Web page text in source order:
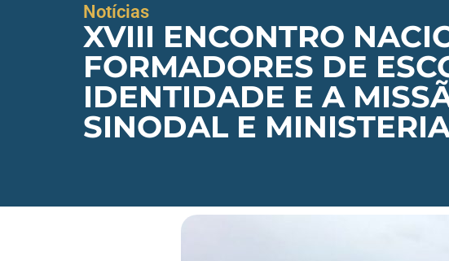
Notícias
XVIII ENCONTRO
FORMADORES DE
IDENTIDADE E A
SINODAL E